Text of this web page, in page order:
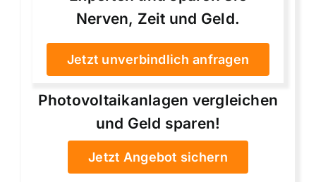
Nerven, Zeit und Geld.
Jetzt unverbindlich anfragen
Photovoltaikanlagen vergleichen
und Geld sparen!
Jetzt Angebot sichern